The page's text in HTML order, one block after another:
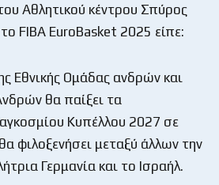
Αθλητικού κέντρου Σπύρος
FIBA EuroBasket 2025 είπε:
Εθνικής Ομάδας ανδρών και
θα παίξει τα
Κυπέλλου 2027 σε
φιλοξενήσει μεταξύ άλλων την
Γερμανία και το Ισραήλ.